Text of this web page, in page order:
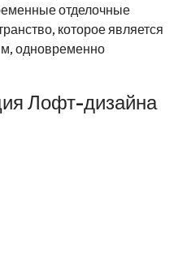
отделочные
которое является
одновременно
Лофт-дизайна